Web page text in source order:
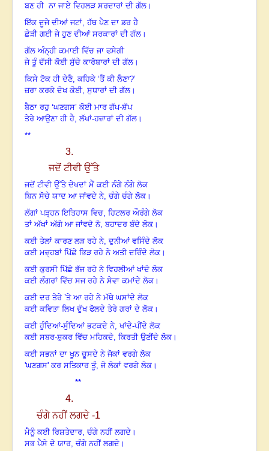
ਬਣ ਹੀ ਨਾ ਜਾਏ ਵਿਹਲੜ ਸਰਦਾਰਾਂ ਦੀ ਗੱਲ ।
ਇੱਕ ਦੂਜੇ ਦੀਆਂ ਜਟਾਂ, ਹੱਥ ਪੈਣ ਦਾ ਡਰ ਹੈ
ਛੇੜੀ ਗਈ ਜੇ ਹੁਣ ਦੀਆਂ ਸਰਕਾਰਾਂ ਦੀ ਗੱਲ ।
ਗੱਲ ਅੰਨ੍ਹੀ ਕਮਾਈ ਵਿੱਚ ਜਾ ਫਸੇਗੀ
ਜੇ ਤੂੰ ਦੱਸੀ ਕੋਈ ਸੁੱਚੇ ਕਾਰੋਬਾਰਾਂ ਦੀ ਗੱਲ ।
ਕਿਸੇ ਟੋਕ ਹੀ ਦੇਣੈ, ਕਹਿਕੇ ‘ਤੈਂ ਕੀ ਲੈਣਾ?’
ਜ਼ਰਾ ਕਰਕੇ ਦੇਖ ਕੋਈ, ਸੁਧਾਰਾਂ ਦੀ ਗੱਲ ।
ਬੈਠਾ ਰਹੁ ‘ਘਣਗਸ’ ਕੋਈ ਮਾਰ ਗੱਪ-ਸ਼ੱਪ
ਤੇਰੇ ਆਉਣਾ ਹੀ ਹੈ, ਲੱਖਾਂ-ਹਜ਼ਾਰਾਂ ਦੀ ਗੱਲ ।
**
3.
ਜਦੋਂ ਟੀਵੀ ਉੱਤੇ
ਜਦੋਂ ਟੀਵੀ ਉੱਤੇ ਦੇਖਦਾਂ ਮੈਂ ਕਈ ਨੰਗੇ ਨੰਗੇ ਲੋਕ
ਬਿਨ ਸੋਚੇ ਯਾਦ ਆ ਜਾਂਵਦੇ ਨੇ, ਚੰਗੇ ਚੰਗੇ ਲੋਕ ।
ਲੱਗਾਂ ਪੜ੍ਹਨ ਇਤਿਹਾਸ ਵਿਚ, ਹਿਟਲਰ ਔਰੰਗੇ ਲੋਕ
ਤਾਂ ਅੱਖਾਂ ਅੱਗੇ ਆ ਜਾਂਵਦੇ ਨੇ, ਬਹਾਦਰ ਬੰਦੇ ਲੋਕ ।
ਕਈ ਤੇਲਾਂ ਕਾਰਣ ਲੜ ਰਹੇ ਨੇ, ਦੁਨੀਆਂ ਵਸਿੰਦੇ ਲੋਕ
ਕਈ ਮਜ਼੍ਹਬਾਂ ਪਿੱਛੇ ਭਿੜ ਰਹੇ ਨੇ ਅਤੀ ਦਰਿੰਦੇ ਲੋਕ ।
ਕਈ ਕੁਰਸੀ ਪਿੱਛੇ ਭੱਜ ਰਹੇ ਨੇ ਵਿਹਲੀਆਂ ਖਾਂਦੇ ਲੋਕ
ਕਈ ਲੰਗਰਾਂ ਵਿੱਚ ਸਜ ਰਹੇ ਨੇ ਸੇਵਾ ਕਮਾਂਦੇ ਲੋਕ ।
ਕਈ ਦਰ ਤੇਰੇ ’ਤੇ ਆ ਰਹੇ ਨੇ ਮੱਥੇ ਘਸਾਂਦੇ ਲੋਕ
ਕਈ ਕਵਿਤਾ ਲਿਖ ਦੁੱਖ ਫੋਲਦੇ ਤੇਰੇ ਗਰਾਂ ਦੇ ਲੋਕ ।
ਕਈ ਹੁੰਦਿਆਂ-ਸੁੰਦਿਆਂ ਭਟਕਦੇ ਨੇ, ਖਾਂਦੇ-ਪੀਂਦੇ ਲੋਕ
ਕਈ ਸਬਰ-ਸ਼ੁਕਰ ਵਿੱਚ ਮਹਿਕਦੇ, ਕਿਰਤੀ ਉਣੀਂਦੇ ਲੋਕ ।
ਕਈ ਸਭਨਾਂ ਦਾ ਖੂਨ ਚੂਸਦੇ ਨੇ ਜੋਕਾਂ ਵਰਗੇ ਲੋਕ
'ਘਣਗਸ' ਕਰ ਸਤਿਕਾਰ ਤੂੰ, ਜੋ ਲੋਕਾਂ ਵਰਗੇ ਲੋਕ ।
**
4.
ਚੰਗੇ ਨਹੀਂ ਲਗਦੇ -1
ਮੈਨੂੰ ਕਈ ਰਿਸ਼ਤੇਦਾਰ, ਚੰਗੇ ਨਹੀਂ ਲਗਦੇ ।
ਸਭ ਪੈਸੇ ਦੇ ਯਾਰ, ਚੰਗੇ ਨਹੀਂ ਲਗਦੇ ।